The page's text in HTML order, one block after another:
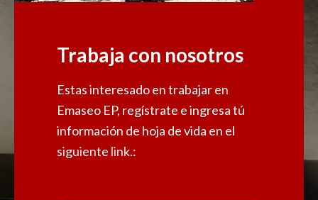
Trabaja con nosotros
Estas interesado en trabajar en
Emaseo EP, regístrate e ingresa tú
información de hoja de vida en el
siguiente link.: